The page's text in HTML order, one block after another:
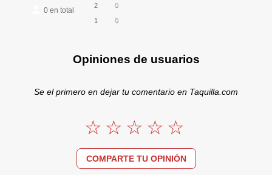
0en total
2 0
1 0
Opiniones de usuarios
Se el primero en dejar tu comentario en Taquilla.com
COMPARTE TU OPINIÓN